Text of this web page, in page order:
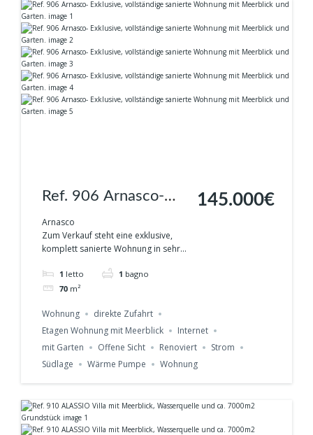
Ref. 906 Arnasco-
Exklusive,
vollständige sanierte
Wohnung mit
Meerblick und
Garten.
Arnasco
Zum Verkauf steht eine exklusive,
komplett sanierte Wohnung in sehr...
1 letto 1 bagno
70 m²
145.000€
Wohnung
direkte Zufahrt
Etagen Wohnung mit Meerblick
Internet
mit Garten
Offene Sicht Renoviert
Strom
Südlage
Wärme Pumpe Wohnung